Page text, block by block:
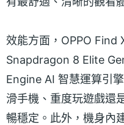
效能方面，OPPO Find
Snapdragon 8 Elite
Engine AI 智慧運算引
滑手機、重度玩遊戲還
暢穩定。此外，機身內